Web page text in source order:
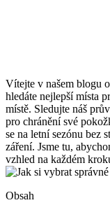
Vítejte v našem blogu
hledáte nejlepší místa
místě. Sledujte náš
pro chránění své
se na letní sezónu bez
záření. Jsme tu,
vzhled na každém
Obsah